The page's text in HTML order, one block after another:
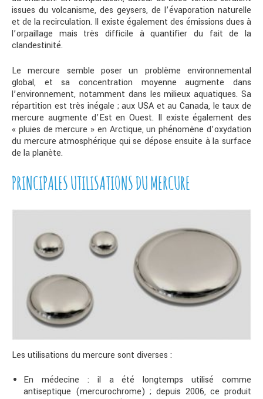
issues du volcanisme, des geysers, de l’évaporation naturelle
et de la recirculation. Il existe également des émissions dues à
l’orpaillage mais très difficile à quantifier du fait de la
clandestinité.
Le mercure semble poser un problème environnemental
global, et sa concentration moyenne augmente dans
l’environnement, notamment dans les milieux aquatiques. Sa
répartition est très inégale ; aux USA et au Canada, le taux de
mercure augmente d’Est en Ouest. Il existe également des
« pluies de mercure » en Arctique, un phénomène d’oxydation
du mercure atmosphérique qui se dépose ensuite à la surface
de la planète.
PRINCIPALES UTILISATIONS DU MERCURE
Les utilisations du mercure sont diverses :
En médecine : il a été longtemps utilisé comme
antiseptique (mercurochrome) ; depuis 2006, ce produit